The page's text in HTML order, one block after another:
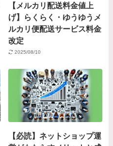
【メルカリ配送料金値上
げ】らくらく・ゆうゆうメ
ルカリ便配送サービス料金
改定
2025/08/10
【必読】ネットショップ運